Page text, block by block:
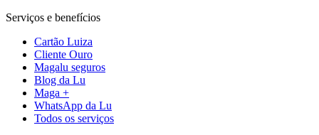
Serviços e benefícios
Cartão Luiza
Cliente Ouro
Magalu seguros
Blog da Lu
Maga +
WhatsApp da Lu
Todos os serviços